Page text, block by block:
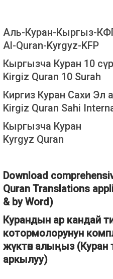
Аль-Куран-Кыргыз-
Al-Quran-Kyrgyz-KFP
Кыргызча Куран 10 сүрө
Kirgiz Quran 10 Surah
Киргиз Куран Сахи Эл
Kirgiz Quran Sahi
Кыргызча Куран
Kyrgyz Quran
Download
Quran Translations
& by Word)
Курандын ар кандай
котормолорунун
жүктөп алыңыз
аркылуу)